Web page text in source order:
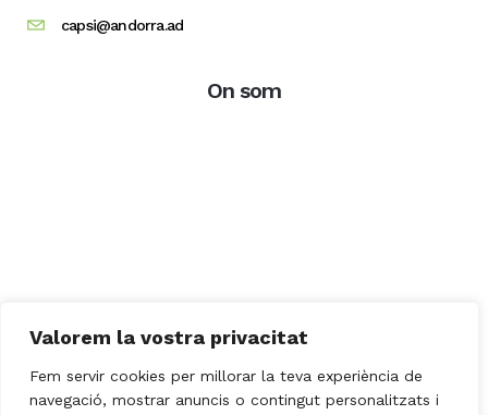
Valorem la vostra privacitat
Fem servir cookies per millorar la teva experiència de
navegació, mostrar anuncis o contingut personalitzats i
capsi@andorra.ad
On som